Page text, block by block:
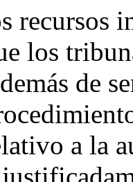
recursos
los
de
a la